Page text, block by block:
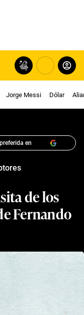
Jorge Messi Dólar
en
de los
Fernando